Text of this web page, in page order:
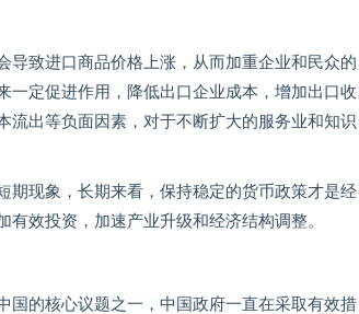
导致进口商品价格上涨，从而加重企业和民众的
一定促进作用，降低出口企业成本，增加出口收
流出等负面因素，对于不断扩大的服务业和知识
期现象，长期来看，保持稳定的货币政策才是经
效投资，加速产业升级和经济结构调整。
国的核心议题之一，中国政府一直在采取有效措